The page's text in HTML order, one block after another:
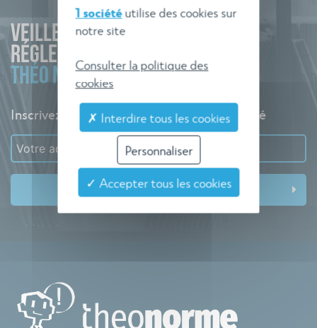
VEILLE
RÉGLEMENTAIRE
THÉO NORME
Inscrivez-vous à l'alerte pour rester informé
1 sociétéutilise des cookies sur
notre site
Consulter la politique des
cookies
✗ Interdire tous les cookies
Personnaliser
✓ Accepter tous les cookies